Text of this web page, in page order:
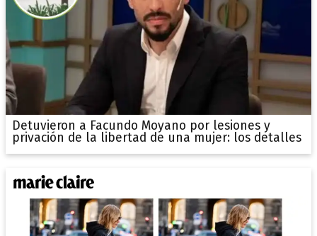
Detuvieron a Facundo Moyano por lesiones y
privación de la libertad de una mujer: los detalles